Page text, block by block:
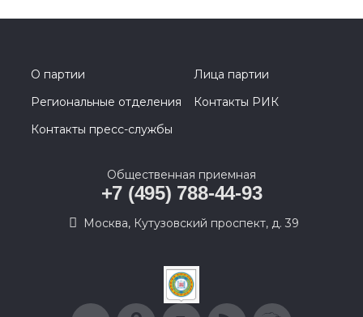
О партии
Лица партии
Региональные отделения
Контакты РИК
Контакты пресс-службы
Общественная приемная
+7 (495) 788-44-93
Москва, Кутузовский проспект, д. 39